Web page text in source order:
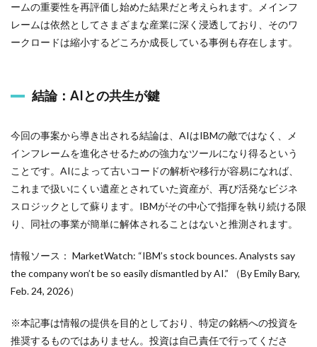
ームの重要性を再評価し始めた結果だと考えられます。メインフ
レームは依然としてさまざまな産業に深く浸透しており、そのワ
ークロードは縮小するどころか成長している事例も存在します。
結論：AIとの共生が鍵
今回の事案から導き出される結論は、AIはIBMの敵ではなく、メ
インフレームを進化させるための強力なツールになり得るという
ことです。AIによって古いコードの解析や移行が容易になれば、
これまで扱いにくい遺産とされていた資産が、再び活発なビジネ
スロジックとして蘇ります。IBMがその中心で指揮を執り続ける限
り、同社の事業が簡単に解体されることはないと推測されます。
情報ソース： MarketWatch: “IBM’s stock bounces. Analysts say
the company won’t be so easily dismantled by AI.” （By Emily Bary,
Feb. 24, 2026）
※本記事は情報の提供を目的としており、特定の銘柄への投資を
推奨するものではありません。投資は自己責任で行ってくださ